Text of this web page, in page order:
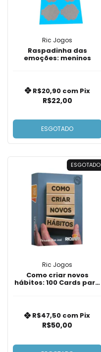
Ric Jogos
Raspadinha das
emoções: meninos
R$22,00
R$20,90 com Pix
ESGOTADO
ESGOTADO
Ric Jogos
Como criar novos
hábitos: 100 Cards para
R$50,00
R$47,50 com Pix